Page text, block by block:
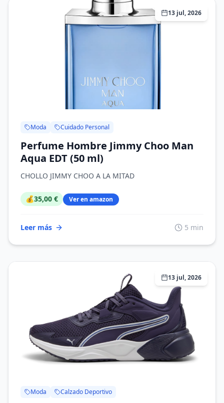
13 jul, 2026
Moda Cuidado Personal
Perfume Hombre Jimmy Choo Man
Aqua EDT (50 ml)
CHOLLO JIMMY CHOO A LA MITAD
💰35,00 € Ver en amazon
Leer más 5 min
13 jul, 2026
Moda Calzado Deportivo